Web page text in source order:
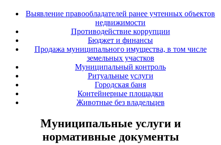
Выявление правообладателей ранее учтенных объектов
недвижимости
Противодействие коррупции
Бюджет и финансы
Продажа муниципального имущества, в том числе
земельных участков
Муниципальный контроль
Ритуальные услуги
Городская баня
Контейнерные площадки
Животные без владельцев
Муниципальные услуги и
нормативные документы